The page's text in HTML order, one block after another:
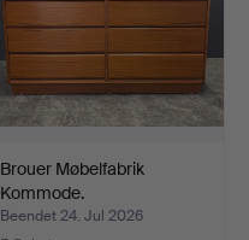
Brouer Møbelfabrik
Kommode.
Beendet 24. Jul 2026